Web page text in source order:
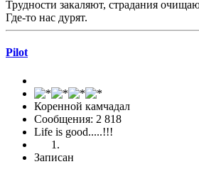
Трудности закаляют, страдания
Где-то нас дурят.
Pilot
Коренной камчадал
Сообщения: 2 818
Life is good.....!!!
Записан